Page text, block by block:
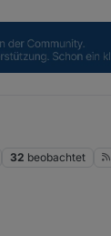
32 beobachtet